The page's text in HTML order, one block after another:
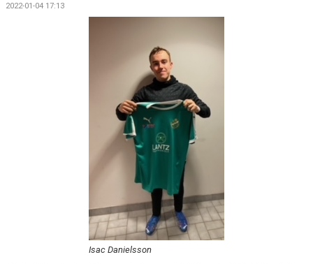
KONTAKT
2022-01-04 17:13
Isac Danielsson